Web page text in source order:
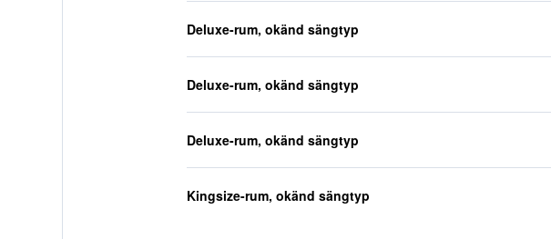
Deluxe-rum, okänd sängtyp
Deluxe-rum, okänd sängtyp
Deluxe-rum, okänd sängtyp
Kingsize-rum, okänd sängtyp